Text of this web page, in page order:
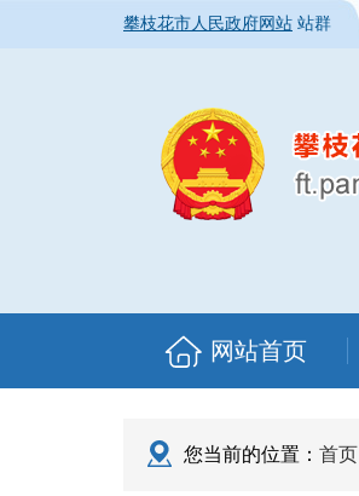
攀枝花市人民政府网站 站群
网站首页
您当前的位置： 首页